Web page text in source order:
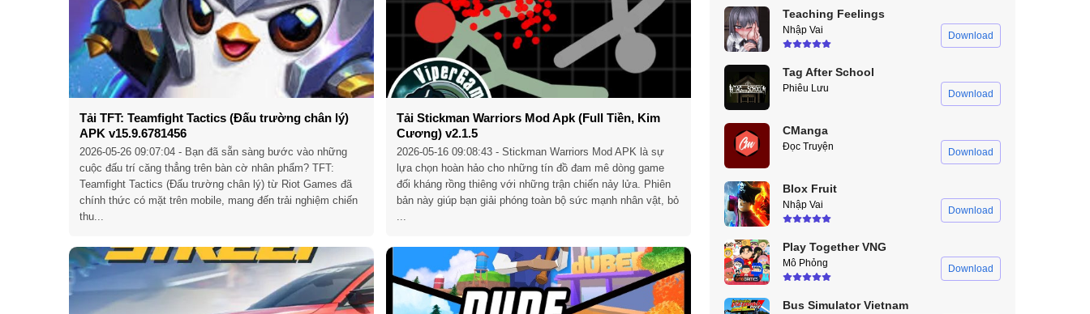
Tải TFT: Teamfight Tactics (Đấu trường chân lý)
APK v15.9.6781456
2026-05-26 09:07:04- Bạn đã sẵn sàng bước vào những
cuộc đấu trí căng thẳng trên bàn cờ nhân phẩm? TFT:
Teamfight Tactics (Đấu trường chân lý) từ Riot Games đã
chính thức có mặt trên mobile, mang đến trải nghiệm chiến
thu...
Tải Stickman Warriors Mod Apk (Full Tiền, Kim
Cương) v2.1.5
2026-05-16 09:08:43 - Stickman Warriors Mod APK là sự
lựa chọn hoàn hảo cho những tín đồ đam mê dòng game
đối kháng rồng thiêng với những trận chiến nảy lửa. Phiên
bản này giúp bạn giải phóng toàn bộ sức mạnh nhân vật, bỏ
Teaching Feelings
Nhập Vai Download
Tag After School
Phiêu Lưu Download
CManga
Đọc Truyện Download
Blox Fruit
Nhập Vai Download
Play Together VNG
Mô Phỏng Download
Bus Simulator Vietnam